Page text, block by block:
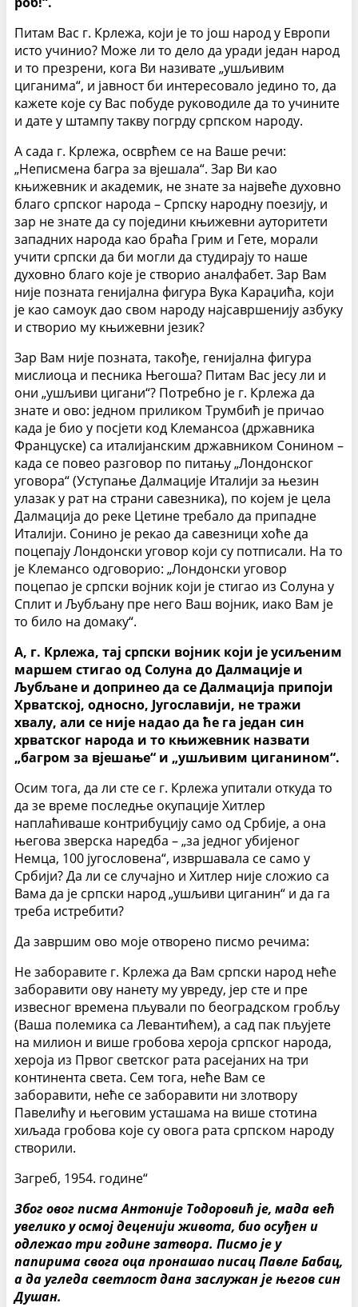
Питам Вас г. Крлежа, који је то још народ у Европи
исто учинио? Може ли то дело да уради један народ
и то презрени, кога Ви називате „ушљивим
циганима“, и јавност би интересовало једино то, да
кажете које су Вас побуде руководиле да то учините
и дате у штампу такву погрду српском народу.
А сада г. Крлежа, осврћем се на Ваше речи:
„Неписмена багра за вјешала“. Зар Ви као
књижевник и академик, не знате за највеће духовно
благо српског народа – Српску народну поезију, и
зар не знате да су поједини књижевни ауторитети
западних народа као браћа Грим и Гете, морали
учити српски да би могли да студирају то наше
духовно благо које је створио аналфабет. Зар Вам
није позната генијална фигура Вука Караџића, који
је као самоук дао свом народу најсавршенију азбуку
и створио му књижевни језик?
Зар Вам није позната, такође, генијална фигура
мислиоца и песника Његоша? Питам Вас јесу ли и
они „ушљиви цигани“? Потребно је г. Крлежа да
знате и ово: једном приликом Трумбић је причао
када је био у посјети код Клемансоа (државника
Француске) са италијанским државником Сонином –
када се повео разговор по питању „Лондонског
уговора“ (Уступање Далмације Италији за њезин
улазак у рат на страни савезника), по којем је цела
Далмација до реке Цетине требало да припадне
Италији. Сонино је рекао да савезници хоће да
поцепају Лондонски уговор који су потписали. На то
је Клемансо одговорио: „Лондонски уговор
поцепао је српски војник који је стигао из Солуна у
Сплит и Љубљану пре него Ваш војник, иако Вам је
то било на домаку“.
А, г. Крлежа, тај српски војник који је усиљеним
маршем стигао од Солуна до Далмације и
Љубљане и допринео да се Далмација припоји
Хрватској, односно, Југославији, не тражи
хвалу, али се није надао да ће га један син
хрватског народа и то књижевник назвати
„багром за вјешање“ и „ушљивим циганином“.
Осим тога, да ли сте се г. Крлежа упитали откуда то
да зе време последње окупације Хитлер
наплаћиваше контрибуцију само од Србије, а она
његова зверска наредба – „за једног убијеног
Немца, 100 југословена“, извршавала се само у
Србији? Да ли се случајно и Хитлер није сложио са
Вама да је српски народ „ушљиви циганин“ и да га
треба истребити?
Да завршим ово моје отворено писмо речима:
Не заборавите г. Крлежа да Вам српски народ неће
заборавити ову нанету му увреду, јер сте и пре
извесног времена пљували по београдском гробљу
(Ваша полемика са Левантићем), а сад пак пљујете
на милион и више гробова хероја српског народа,
хероја из Првог светског рата расејаних на три
континента света. Сем тога, неће Вам се
заборавити, неће се заборавити ни злотвору
Павелићу и његовим усташама на више стотина
хиљада гробова које су овога рата српском народу
створили.
Загреб, 1954. године“
Због овог писма Антоније Тодоровић је, мада већ
увелико у осмој деценији живота, био осуђен и
одлежао три године затвора. Писмо је у
папирима свога оца пронашао писац Павле Бабац,
а да угледа светлост дана заслужан је његов син
Душан.